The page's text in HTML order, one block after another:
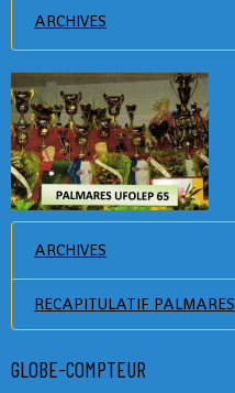
ARCHIVES
ARCHIVES
RECAPITULATIF PALMARES
GLOBE-COMPTEUR